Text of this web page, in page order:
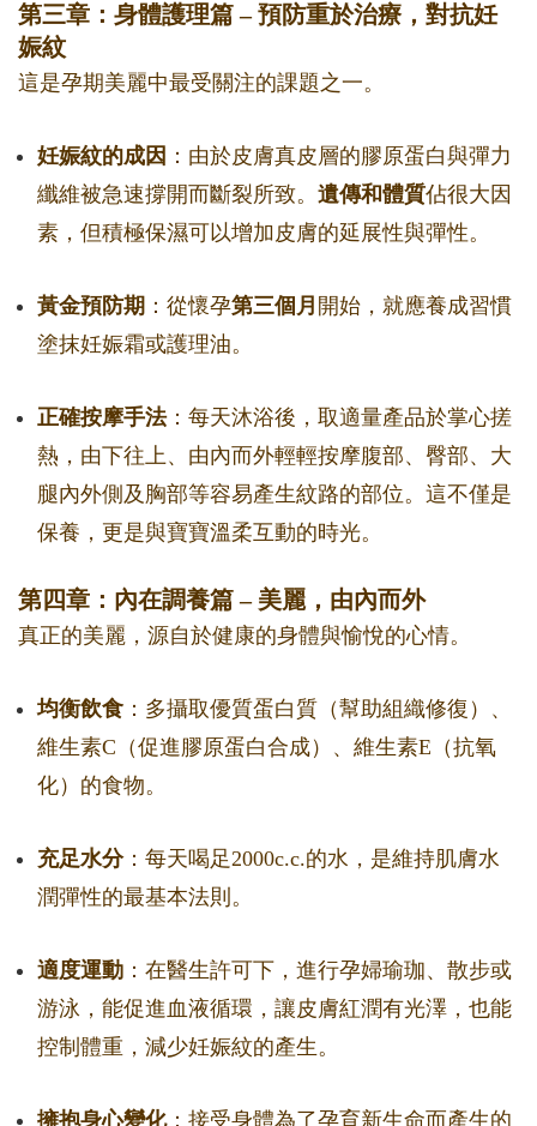
第三章：身體護理篇 – 預防重於治療，對抗妊
娠紋
這是孕期美麗中最受關注的課題之一。
妊娠紋的成因 ：由於皮膚真皮層的膠原蛋白與彈力
纖維被急速撐開而斷裂所致。 遺傳和體質佔很大因
素，但積極保濕可以增加皮膚的延展性與彈性。
黃金預防期 ：從懷孕第三個月 開始，就應養成習慣
塗抹妊娠霜或護理油。
正確按摩手法：每天沐浴後，取適量產品於掌心搓
熱，由下往上、由內而外輕輕按摩腹部、臀部、大
腿內外側及胸部等容易產生紋路的部位。這不僅是
保養，更是與寶寶溫柔互動的時光。
第四章：內在調養篇 – 美麗，由內而外
真正的美麗，源自於健康的身體與愉悅的心情。
均衡飲食 ：多攝取優質蛋白質（幫助組織修復）、
維生素C（促進膠原蛋白合成）、維生素E（抗氧
化）的食物。
充足水分：每天喝足2000c.c.的水，是維持肌膚水
潤彈性的最基本法則。
適度運動 ：在醫生許可下，進行孕婦瑜珈、散步或
游泳，能促進血液循環，讓皮膚紅潤有光澤，也能
控制體重，減少妊娠紋的產生。
擁抱身心變化：接受身體為了孕育新生命而產生的